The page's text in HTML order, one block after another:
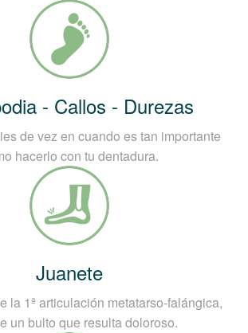
- Callos - Durezas
de vez en cuando es tan importante
hacerlo con tu dentadura.
Juanete
la 1ª articulación metatarso-falángica,
un bulto que resulta doloroso.